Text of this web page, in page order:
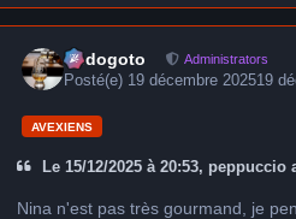
frédogoto Administrators
Posté(e) 19 décembre 202519
AVEXIENS
Le 15/12/2025 à 20:53, peppuccio
Nina n'est pas très gourmand, je